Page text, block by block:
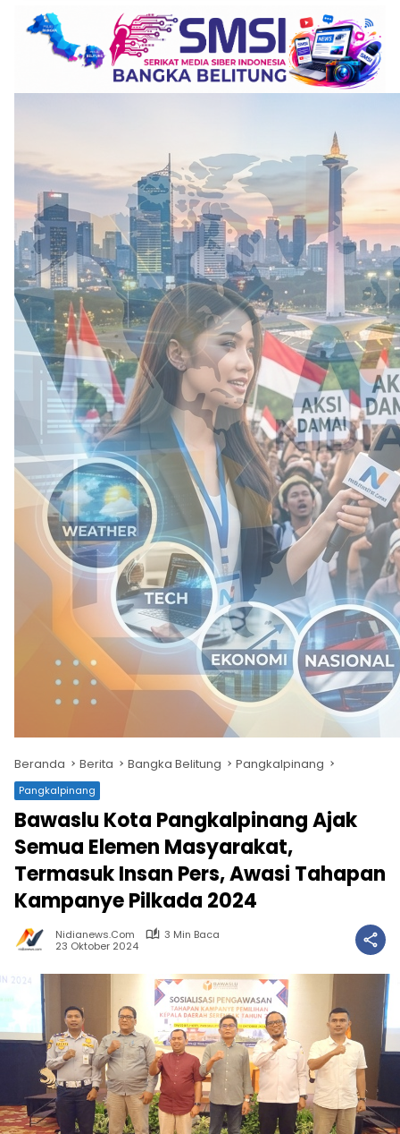
Beranda Berita Bangka Belitung Pangkalpinang
Pangkalpinang
Bawaslu Kota Pangkalpinang Ajak
Semua Elemen Masyarakat,
Termasuk Insan Pers, Awasi Tahapan
Kampanye Pilkada 2024
Nidianews.com
3 Min Baca
23 Oktober 2024